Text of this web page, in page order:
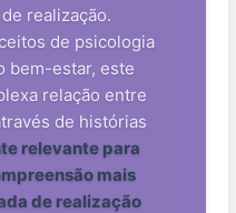
realização.
de psicologia
bem-estar, este
relação entre
de histórias
relevante para
mais
de realização